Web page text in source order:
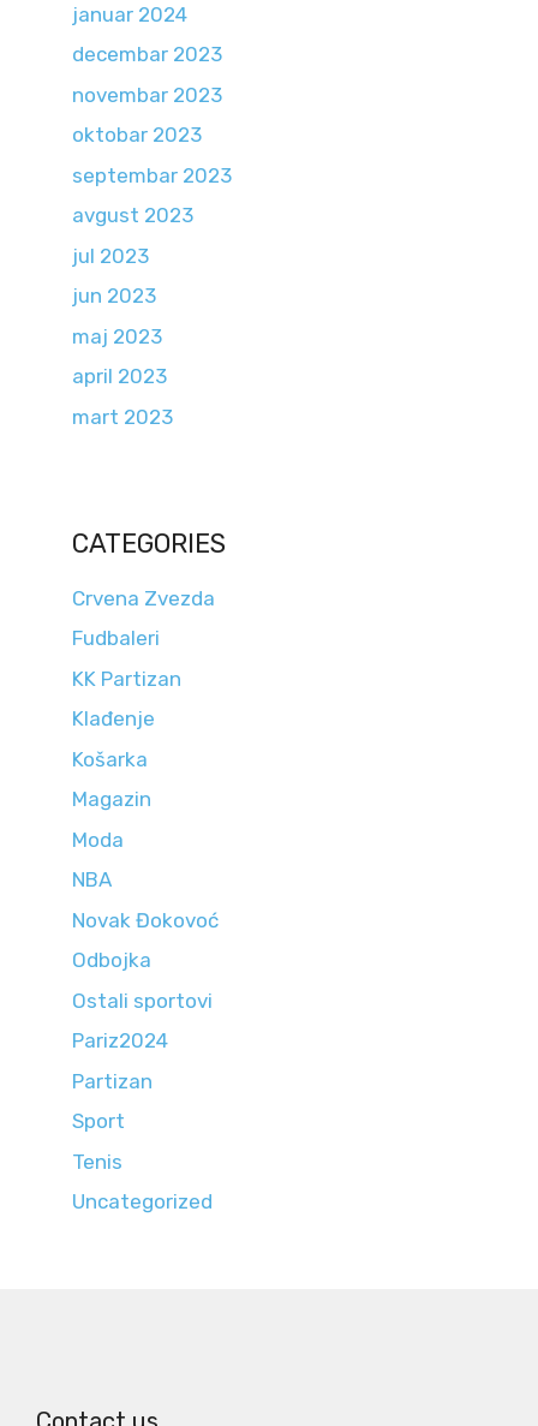
januar 2024
decembar 2023
novembar 2023
oktobar 2023
septembar 2023
avgust 2023
jul 2023
jun 2023
maj 2023
april 2023
mart 2023
CATEGORIES
Crvena Zvezda
Fudbaleri
KK Partizan
Klađenje
Košarka
Magazin
Moda
NBA
Novak Đokovoć
Odbojka
Ostali sportovi
Pariz2024
Partizan
Sport
Tenis
Uncategorized